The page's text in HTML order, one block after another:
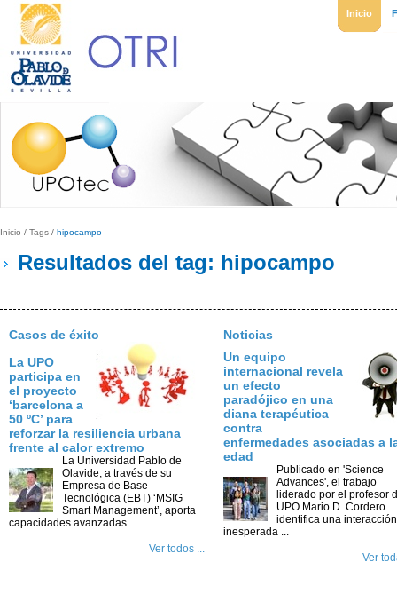
Inicio
Inicio / Tags / hipocampo
Resultados del tag: hipocampo
Casos de éxito
La UPO
participa en
el proyecto
‘barcelona a
50 ºC’ para
reforzar la resiliencia urbana
frente al calor extremo
La Universidad Pablo de
Olavide, a través de su
Empresa de Base
Tecnológica (EBT) ‘MSIG
Smart Management’, aporta
capacidades avanzadas ...
Ver todos ...
Noticias
Un equipo
internacional revela
un efecto
paradójico en una
diana terapéutica
contra
enfermedades asociadas a
edad
Publicado en 'Science
Advances', el trabajo
liderado por el profesor
UPO Mario D. Cordero
identifica una interacción
inesperada ...
Ver